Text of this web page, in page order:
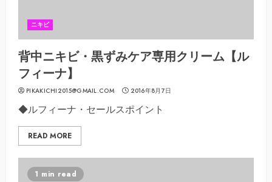
ニキビ
背中ニキビ・黒ずみケア専用クリーム【ル
フィーナ】
PIKAKICHI2015@GMAIL.COM 2016年8月7日
◆ルフィーナ・セールスポイント
READ MORE
1 min read